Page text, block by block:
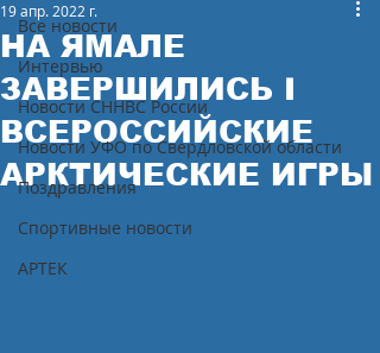
Все новости
Интервью
Новости СННВС России
Новости УФО по Свердловской области
Поздравления
Спортивные новости
АРТЕК
НА ЯМАЛЕ
ЗАВЕРШИЛИСЬ I
ВСЕРОССИЙСКИЕ
АРКТИЧЕСКИЕ ИГРЫ
19 апр. 2022 г.